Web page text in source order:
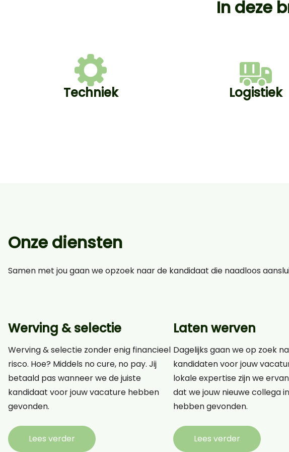
In deze
Techniek Logistiek
Onze diensten
Samen met jou gaan we opzoek naar de kandidaat die naadloos
Werving & selectie
Werving & selectie zonder enig financieel
risco. Hoe? Middels no cure, no pay. Jij
betaald pas wanneer we de juiste
kandidaat voor jouw vacature hebben
gevonden.
Lees verder
Laten werven
Dagelijks gaan we op zoek
kandidaten voor jouw
lokale expertise zijn we
dat we jouw nieuwe collega
hebben gevonden.
Lees verder